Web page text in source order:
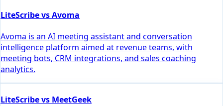
LiteScribe vs Avoma
Avoma is an AI meeting assistant and conversation
intelligence platform aimed at revenue teams, with
meeting bots, CRM integrations, and sales coaching
analytics.
LiteScribe vs MeetGeek